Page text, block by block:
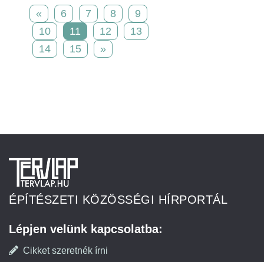
« 6 7 8
9
10
11 12
13
14
15 »
ÉPÍTÉSZETI KÖZÖSSÉGI HÍRPORTÁL
Lépjen velünk kapcsolatba:
Cikket szeretnék írni